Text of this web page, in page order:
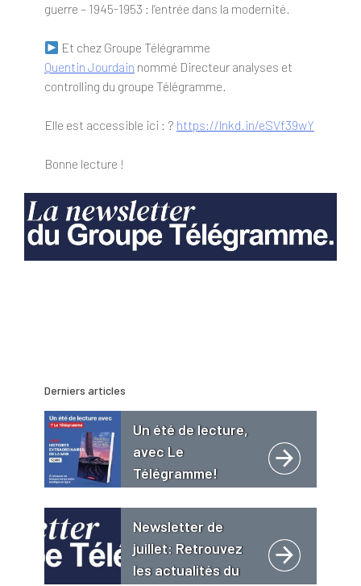
guerre – 1945-1953 : l’entrée dans la modernité.
Et chez Groupe Télégramme
Quentin Jourdain nommé Directeur analyses et
controlling du groupe Télégramme.
Elle est accessible ici : ? https://lnkd.in/eSVf39wY
Bonne lecture !
Derniers articles
Un été de lecture,
avec Le
Télégramme!
Newsletter de
juillet: Retrouvez
les actualités du